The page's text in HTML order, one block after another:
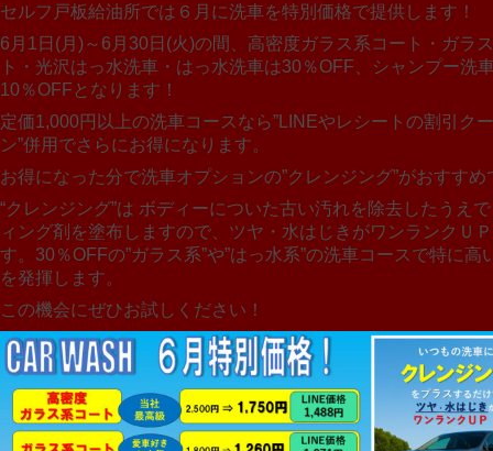
セルフ戸板給油所では６月に洗車を特別価格で提供します！
6月1日(月)～6月30日(火)の間、高密度ガラス系コート・ガラ
ト・光沢はっ水洗車・はっ水洗車は30％OFF、シャンプー洗
10％OFFとなります！
定価1,000円以上の洗車コースなら”LINEやレシートの割引ク
ン”併用でさらにお得になります。
お得になった分で洗車オプションの”クレンジング”がおすすめ
“クレンジング”は ボディーについた古い汚れを除去したうえ
ィング剤を塗布しますので、ツヤ・水はじきがワンランクＵ
す。30％OFFの”ガラス系”や”はっ水系”の洗車コースで特に高
を発揮します。
この機会にぜひお試しください！